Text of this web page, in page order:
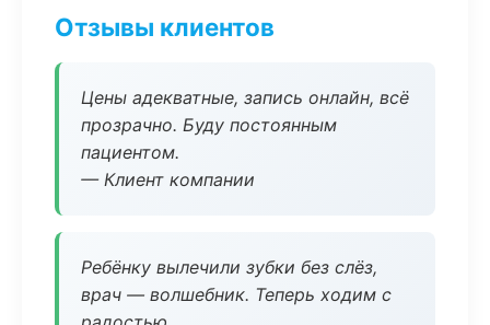
Отзывы клиентов
Цены адекватные, запись онлайн, всё
прозрачно. Буду постоянным
пациентом.
— Клиент компании
Ребёнку вылечили зубки без слёз,
врач — волшебник. Теперь ходим с